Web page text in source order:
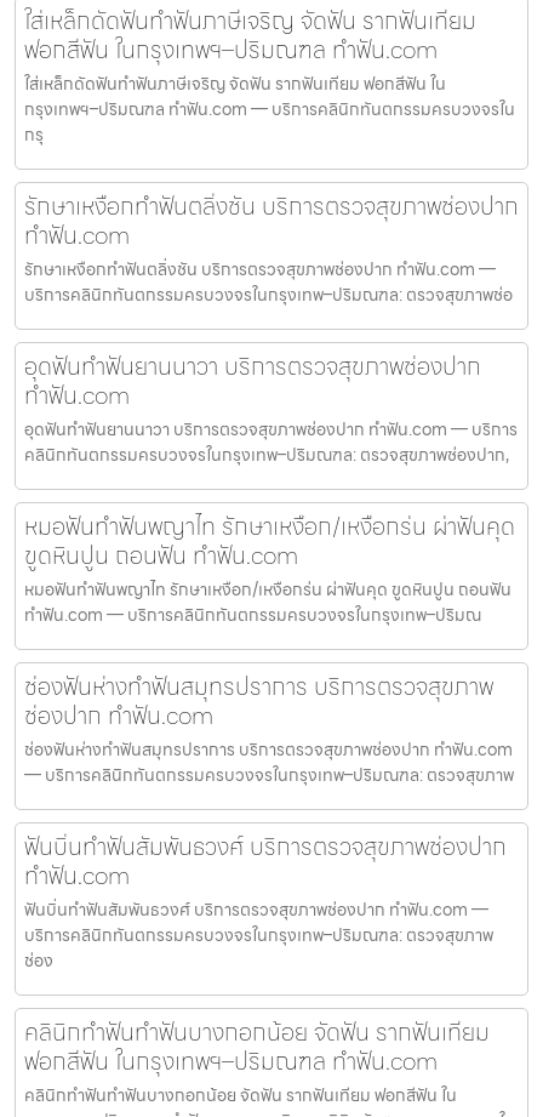
ใส่เหล็กดัดฟันทำฟันภาษีเจริญ จัดฟัน รากฟันเทียม
ฟอกสีฟัน ในกรุงเทพฯ–ปริมณฑล ทำฟัน.com
ใส่เหล็กดัดฟันทำฟันภาษีเจริญ จัดฟัน รากฟันเทียม ฟอกสีฟัน ใน
กรุงเทพฯ–ปริมณฑล ทำฟัน.com — บริการคลินิกทันตกรรมครบวงจรใน
กรุ
รักษาเหงือกทำฟันตลิ่งชัน บริการตรวจสุขภาพช่องปาก
ทำฟัน.com
รักษาเหงือกทำฟันตลิ่งชัน บริการตรวจสุขภาพช่องปาก ทำฟัน.com —
บริการคลินิกทันตกรรมครบวงจรในกรุงเทพ–ปริมณฑล: ตรวจสุขภาพช่อ
อุดฟันทำฟันยานนาวา บริการตรวจสุขภาพช่องปาก
ทำฟัน.com
อุดฟันทำฟันยานนาวา บริการตรวจสุขภาพช่องปาก ทำฟัน.com — บริการ
คลินิกทันตกรรมครบวงจรในกรุงเทพ–ปริมณฑล: ตรวจสุขภาพช่องปาก,
หมอฟันทำฟันพญาไท รักษาเหงือก/เหงือกร่น ผ่าฟันคุด
ขูดหินปูน ถอนฟัน ทำฟัน.com
หมอฟันทำฟันพญาไท รักษาเหงือก/เหงือกร่น ผ่าฟันคุด ขูดหินปูน ถอนฟัน
ทำฟัน.com — บริการคลินิกทันตกรรมครบวงจรในกรุงเทพ–ปริมณ
ช่องฟันห่างทำฟันสมุทรปราการ บริการตรวจสุขภาพ
ช่องปาก ทำฟัน.com
ช่องฟันห่างทำฟันสมุทรปราการ บริการตรวจสุขภาพช่องปาก ทำฟัน.com
— บริการคลินิกทันตกรรมครบวงจรในกรุงเทพ–ปริมณฑล: ตรวจสุขภาพ
ฟันบิ่นทำฟันสัมพันธวงศ์ บริการตรวจสุขภาพช่องปาก
ทำฟัน.com
ฟันบิ่นทำฟันสัมพันธวงศ์ บริการตรวจสุขภาพช่องปาก ทำฟัน.com —
บริการคลินิกทันตกรรมครบวงจรในกรุงเทพ–ปริมณฑล: ตรวจสุขภาพ
ช่อง
คลินิกทำฟันทำฟันบางกอกน้อย จัดฟัน รากฟันเทียม
ฟอกสีฟัน ในกรุงเทพฯ–ปริมณฑล ทำฟัน.com
คลินิกทำฟันทำฟันบางกอกน้อย จัดฟัน รากฟันเทียม ฟอกสีฟัน ใน